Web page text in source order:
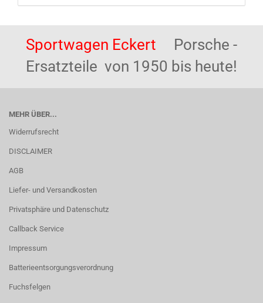
Sportwagen Eckert Porsche -
Ersatzteile von 1950 bis heute!
MEHR ÜBER...
Widerrufsrecht
DISCLAIMER
AGB
Liefer- und Versandkosten
Privatsphäre und Datenschutz
Callback Service
Impressum
Batterieentsorgungsverordnung
Fuchsfelgen